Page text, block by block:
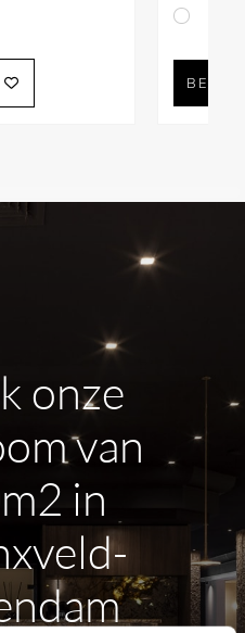
onze
van
in